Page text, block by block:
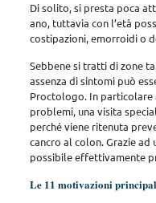
Di solito, si presta poca
ano, tuttavia con l’età
costipazioni, emorroidi o
Sebbene si tratti di zone
assenza di sintomi può
Proctologo. In particolare
problemi, una visita
perché viene ritenuta
cancro al colon. Grazie ad
possibile effettivamente
Le 11 motivazioni